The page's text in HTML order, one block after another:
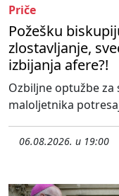
Priče
Požešku
zlostavljanje,
izbijanja afere?!
Ozbiljne optužbe
maloljetnika
06.08.2026. u 19:00